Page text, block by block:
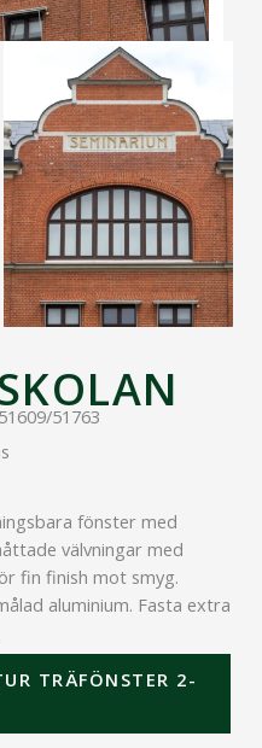
51763
fönster med
välvningar med
fin finish mot smyg.
aluminium. Fasta extra
TRÄFÖNSTER 2-